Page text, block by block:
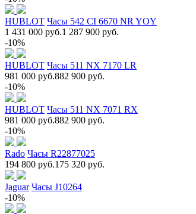
HUBLOT Часы 542 CI 6670 NR YOY
1 431 000 руб.1 287 900 руб.
-10%
HUBLOT Часы 511 NX 7170 LR
981 000 руб.882 900 руб.
-10%
HUBLOT Часы 511 NX 7071 RX
981 000 руб.882 900 руб.
-10%
Rado Часы R22877025
194 800 руб.175 320 руб.
Jaguar Часы J10264
-10%